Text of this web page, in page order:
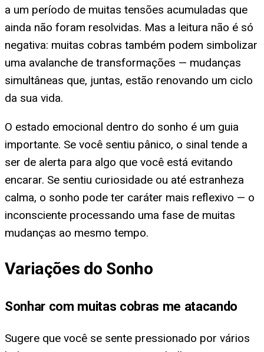
a um período de muitas tensões acumuladas que
ainda não foram resolvidas. Mas a leitura não é só
negativa: muitas cobras também podem simbolizar
uma avalanche de transformações — mudanças
simultâneas que, juntas, estão renovando um ciclo
da sua vida.
O estado emocional dentro do sonho é um guia
importante. Se você sentiu pânico, o sinal tende a
ser de alerta para algo que você está evitando
encarar. Se sentiu curiosidade ou até estranheza
calma, o sonho pode ter caráter mais reflexivo — o
inconsciente processando uma fase de muitas
mudanças ao mesmo tempo.
Variações do Sonho
Sonhar com muitas cobras me atacando
Sugere que você se sente pressionado por vários